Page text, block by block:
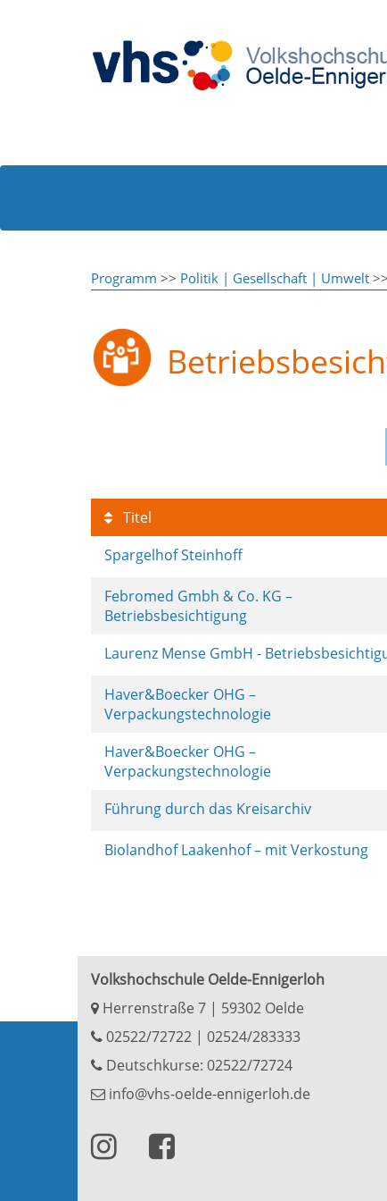
Programm >> Politik | Gesellschaft | Umwelt
Titel
Spargelhof Steinhoff
Febromed Gmbh & Co. KG –
Betriebsbesichtigung
Laurenz Mense GmbH -
Haver&Boecker OHG –
Verpackungstechnologie
Haver&Boecker OHG –
Verpackungstechnologie
Führung durch das Kreisarchiv
Biolandhof Laakenhof – mit Verkostung
Volkshochschule Oelde-Ennigerloh
Herrenstraße 7 | 59302 Oelde
02522/72722 | 02524/283333
Deutschkurse: 02522/72724
info@vhs-oelde-ennigerloh.de